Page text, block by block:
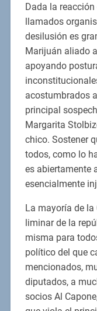
Dada la
llamados
desilusión es
Marijuán aliado
apoyando
acostumbrados
principal
Margarita
chico. Sostener
todos, como lo
es abiertamente
esencialmente
La mayoría de
liminar de la
misma para
político del que
mencionados,
diputados, a
socios Al